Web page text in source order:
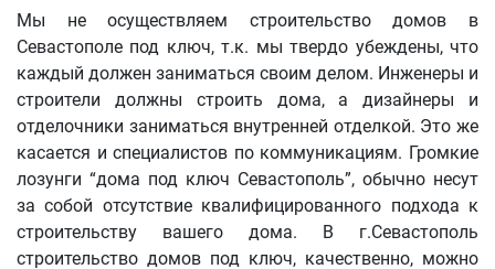
Мы не осуществляем строительство домов в
Севастополе под ключ, т.к. мы твердо убеждены, что
каждый должен заниматься своим делом. Инженеры и
строители должны строить дома, а дизайнеры и
отделочники заниматься внутренней отделкой. Это же
касается и специалистов по коммуникациям. Громкие
лозунги “дома под ключ Севастополь”, обычно несут
за собой отсутствие квалифицированного подхода к
строительству вашего дома. В г.Севастополь
строительство домов под ключ, качественно, можно